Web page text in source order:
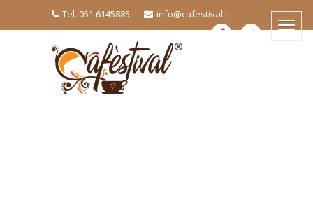
Tel. 051 6145885 info@cafestival.it